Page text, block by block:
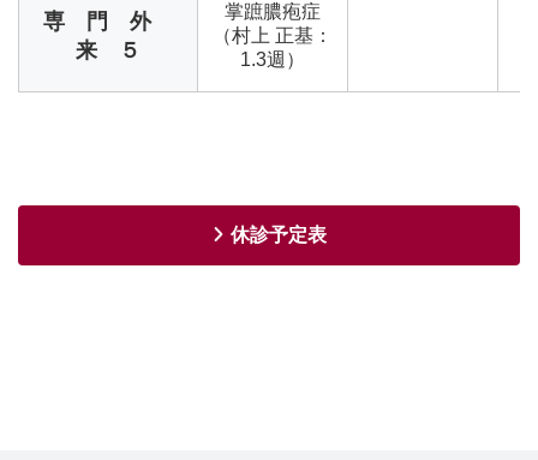
専 門 外
来 ５
掌蹠膿疱症
（村上 正基：
1.3週）
休診予定表